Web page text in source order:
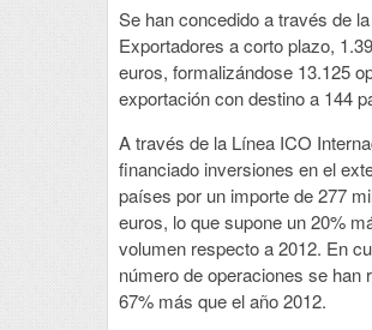
Se han concedido a través de
Exportadores a corto plazo,
euros, formalizándose 13.125
exportación con destino a 144
A través de la Línea ICO
financiado inversiones en el
países por un importe de 277
euros, lo que supone un 20%
volumen respecto a 2012. En
número de operaciones se han
67% más que el año 2012.